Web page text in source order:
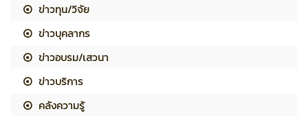
ข่าวทุน/วิจัย
ข่าวบุคลากร
ข่าวอบรม/เสวนา
ข่าวบริการ
คลังความรู้